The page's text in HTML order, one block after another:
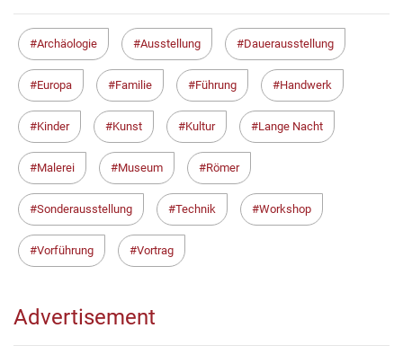
Archäologie Ausstellung Dauerausstellung
Europa Familie Führung Handwerk
Kinder Kunst Kultur Lange Nacht
Malerei Museum Römer
Sonderausstellung Technik Workshop
Vorführung Vortrag
Advertisement